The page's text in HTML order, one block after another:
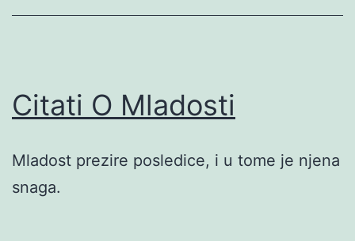
Citati O Mladosti
Mladost prezire posledice, i u tome je njena
snaga.